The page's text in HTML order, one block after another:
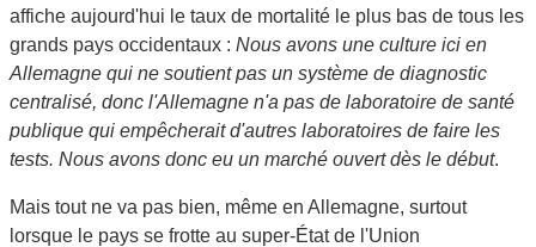
affiche aujourd'hui le taux de mortalité le plus bas de tous les
grands pays occidentaux : Nous avons une culture ici en
Allemagne qui ne soutient pas un système de diagnostic
centralisé, donc l'Allemagne n'a pas de laboratoire de santé
publique qui empêcherait d'autres laboratoires de faire les
tests. Nous avons donc eu un marché ouvert dès le début.
Mais tout ne va pas bien, même en Allemagne, surtout
lorsque le pays se frotte au super-État de l'Union